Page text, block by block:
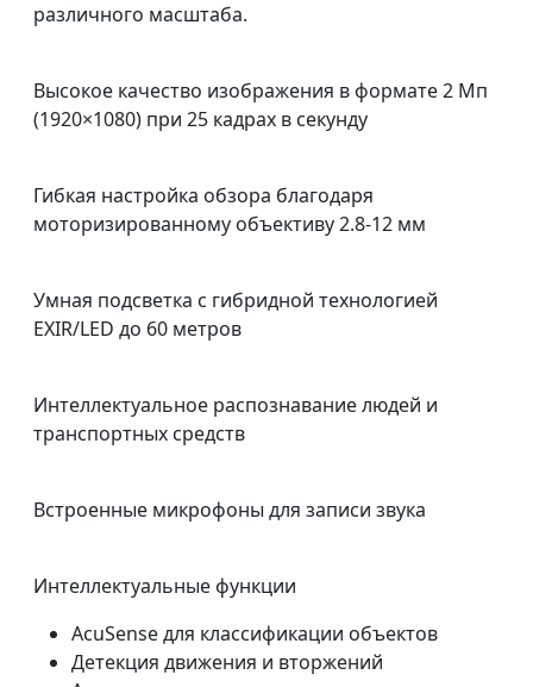
различного масштаба.
Высокое качество изображения в формате 2 Мп
(1920×1080) при 25 кадрах в секунду
Гибкая настройка обзора благодаря
моторизированному объективу 2.8-12 мм
Умная подсветка с гибридной технологией
EXIR/LED до 60 метров
Интеллектуальное распознавание людей и
транспортных средств
Встроенные микрофоны для записи звука
Интеллектуальные функции
AcuSense для классификации объектов
Детекция движения и вторжений